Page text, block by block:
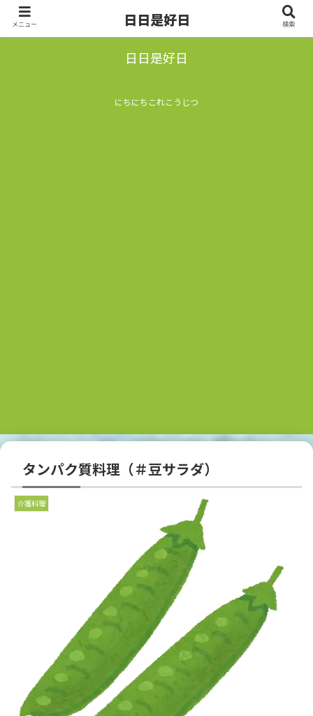
日日是好日
にちにちこれこうじつ
タンパク質料理（＃豆サラダ）
介護料理
メニュー 日日是好日 検索